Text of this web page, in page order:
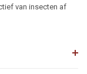
van insecten af